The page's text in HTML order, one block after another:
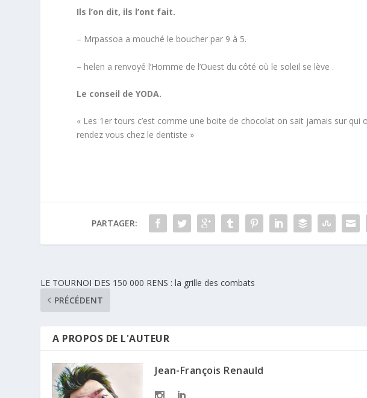
Ils l’on dit, ils l’ont fait.
– Mrpassoa a mouché le boucher par 9 à 5.
– helen a renvoyé l’Homme de l’Ouest du côté où le soleil se lève .
Le conseil de YODA.
« Les 1er tours c’est comme une boite de chocolat on sait jamais sur
rendez vous chez le dentiste »
PARTAGER:
LE TOURNOI DES 150 000 RENS : la grille des combats
PRÉCÉDENT
A PROPOS DE L'AUTEUR
Jean-François Renauld